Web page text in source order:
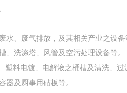
水、废气排放，及其相关产业之设备
、洗涤塔、风管及空污处理设备等。
塑料电镀、电解液之桶槽及清洗、过
器及厨事用砧板等。